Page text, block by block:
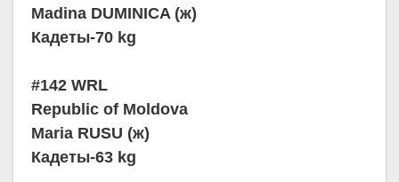
Madina DUMINICA (ж)
Кадеты-70 kg
#142 WRL
Republic of Moldova
Maria RUSU (ж)
Кадеты-63 kg